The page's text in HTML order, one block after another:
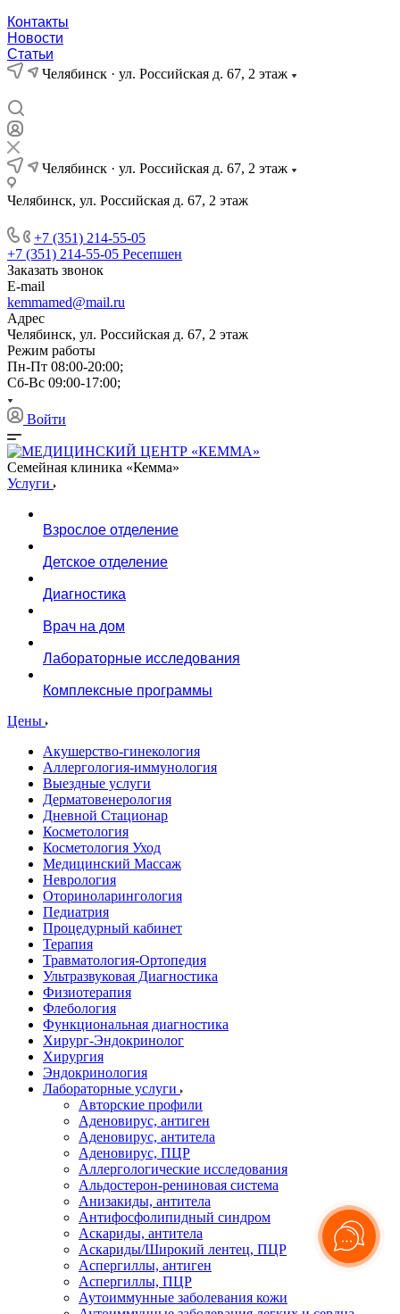
Контакты
Новости
Статьи
Челябинск · ул. Российская д. 67, 2 этаж
Челябинск · ул. Российская д. 67, 2 этаж
Челябинск, ул. Российская д. 67, 2 этаж
+7 (351) 214-55-05
+7 (351) 214-55-05 Ресепшен
Заказать звонок
E-mail
kemmamed@mail.ru
Адрес
Челябинск, ул. Российская д. 67, 2 этаж
Режим работы
Пн-Пт 08:00-20:00;
Сб-Вс 09:00-17:00;
Войти
Семейная клиника «Кемма»
Услуги
Взрослое отделение
Детское отделение
Диагностика
Врач на дом
Лабораторные исследования
Комплексные программы
Цены
Акушерство-гинекология
Аллергология-иммунология
Выездные услуги
Дерматовенерология
Дневной Стационар
Косметология
Косметология Уход
Медицинский Массаж
Неврология
Оториноларингология
Педиатрия
Процедурный кабинет
Терапия
Травматология-Ортопедия
Ультразвуковая Диагностика
Физиотерапия
Флебология
Функциональная диагностика
Хирург-Эндокринолог
Хирургия
Эндокринология
Лабораторные услуги
Авторские профили
Аденовирус, антиген
Аденовирус, антитела
Аденовирус, ПЦР
Аллергологические исследования
Альдостерон-рениновая система
Анизакиды, антитела
Антифосфолипидный синдром
Аскариды, антитела
Аскариды/Широкий лентец, ПЦР
Аспергиллы, антиген
Аспергиллы, ПЦР
Аутоиммунные заболевания кожи